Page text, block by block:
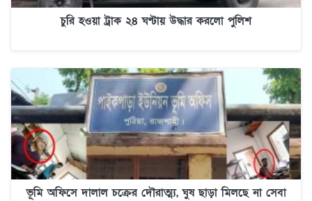
চুরি হওয়া ট্রাক ২৪ ঘণ্টায় উদ্ধার করলো পুলিশ
ভূমি অফিসে দালাল চক্রের দৌরাত্ম্য, ঘুষ ছাড়া মিলছে না সেবা